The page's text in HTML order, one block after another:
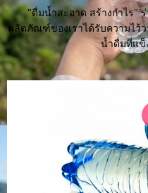
"ดื่มน้ำสะอาด สร้างกำไร"
ผลิตภัณฑ์ของเราได้รับความไว้
น้ำดื่มที่แข็